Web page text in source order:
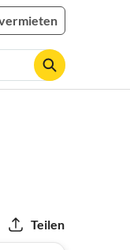
Teilen